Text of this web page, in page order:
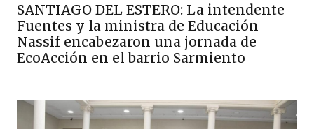
SANTIAGO DEL ESTERO: La intendente
Fuentes y la ministra de Educación
Nassif encabezaron una jornada de
EcoAcción en el barrio Sarmiento